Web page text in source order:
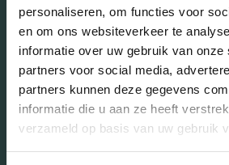
personaliseren, om functies voor
en om ons websiteverkeer te
informatie over uw gebruik van onze
partners voor social media,
partners kunnen deze gegevens
informatie die u aan ze heeft
verzameld op basis van uw gebruik
Geslacht
Mannen
Vrouwen